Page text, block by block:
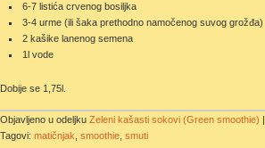
6-7 listića crvenog bosiljka
3-4 urme (ili šaka prethodno namočenog suvog grožđa)
2 kašike lanenog semena
1l vode
Dobije se 1,75l.
Objavljeno u odeljku Zeleni kašasti sokovi (Green smoothie) |
Tagovi: matičnjak smoothie smuti